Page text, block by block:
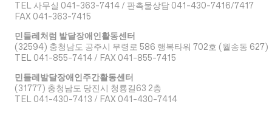
TEL 사무실 041-363-7414 / 판촉물상담 041-430-7416/7417
FAX 041-363-7415
민들레처럼 발달장애인활동센터
(32594) 충청남도 공주시 무령로 586 행복타워 702호 (월송동 627)
TEL 041-855-7414 / FAX 041-855-7415
민들레발달장애인주간활동센터
(31777) 충청남도 당진시 청룡길63 2층
TEL 041-430-7413 / FAX 041-430-7414